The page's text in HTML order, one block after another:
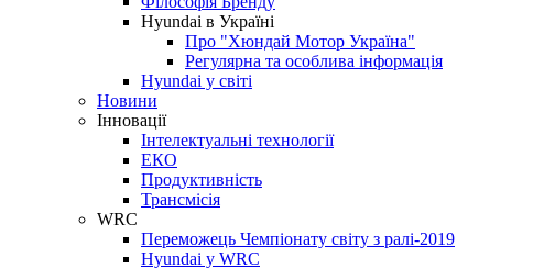
Hyundai в Україні
Про "Хюндай Мотор Україна"
Регулярна та особлива інформація
Hyundai у світі
Новини
Інновації
Інтелектуальні технології
ЕКО
Продуктивність
Трансмісія
WRC
Переможець Чемпіонату світу з ралі-2019
Hyundai у WRC